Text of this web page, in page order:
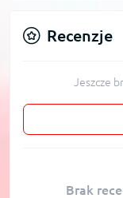
Recenzje
Jeszcze
Brak